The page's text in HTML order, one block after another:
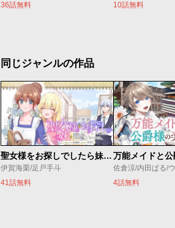
36話無料
10話無料
同じジャンルの作品
聖女様をお探しでしたら妹で間違いありません。さあどうぞお連れください、今すぐ。
伊賀海栗/足戸手斗
41話無料
4話無料